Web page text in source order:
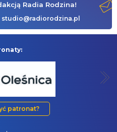
Radia Rodzina!
studio@radiorodzina.pl
patronat?